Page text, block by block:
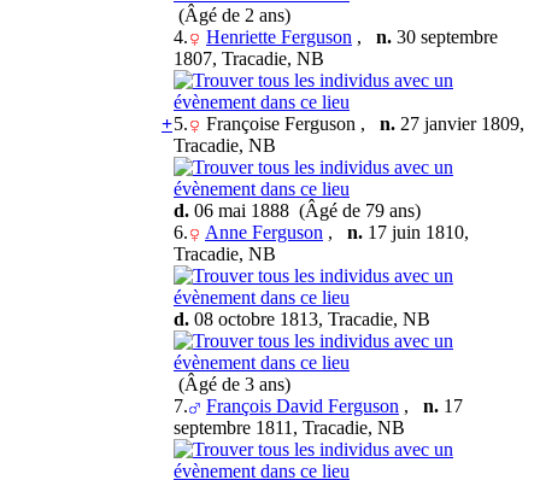
(Âgé de 2 ans)
4.
Henriette Ferguson , n. 30 septembre
1807, Tracadie, NB
+5. Françoise Ferguson , n. 27 janvier 1809,
Tracadie, NB
d. 06 mai 1888 (Âgé de 79 ans)
6.
Anne Ferguson , n. 17 juin 1810,
Tracadie, NB
d. 08 octobre 1813, Tracadie, NB
(Âgé de 3 ans)
7.
François David Ferguson , n. 17
septembre 1811, Tracadie, NB